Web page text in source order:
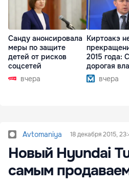
Санду анонсировала
меры по защите
детей от рисков
соцсетей
вчера
Киртоакэ
2015 года:
дорогая
вчера
Avtomaniya 18 декабря 2015,
Новый Hyundai
самым